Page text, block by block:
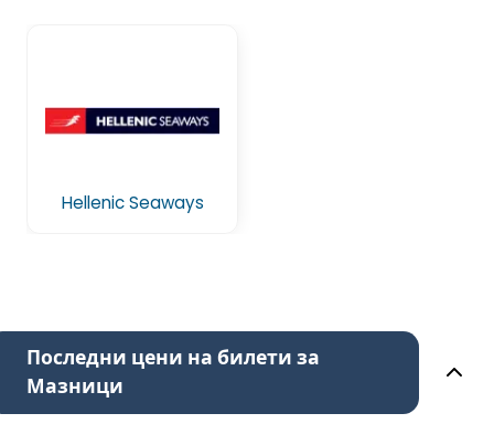
Hellenic Seaways
Последни цени на билети за
Мазници